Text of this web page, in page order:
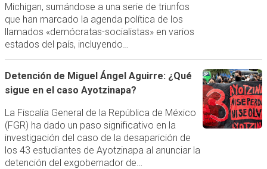
Michigan, sumándose a una serie de triunfos
que han marcado la agenda política de los
llamados «demócratas-socialistas» en varios
estados del país, incluyendo…
Detención de Miguel Ángel Aguirre: ¿Qué
sigue en el caso Ayotzinapa?
La Fiscalía General de la República de México
(FGR) ha dado un paso significativo en la
investigación del caso de la desaparición de
los 43 estudiantes de Ayotzinapa al anunciar la
detención del exgobernador de…